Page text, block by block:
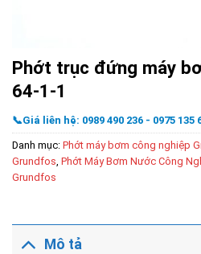
Phớt trục đứng máy
64-1-1
📞Giá liên hệ: 0989 490 236 - 0975 135
Danh mục: Phớt máy bơm công nghiệp
Grundfos Phớt Máy Bơm Nước Công
Grundfos
Mô tả